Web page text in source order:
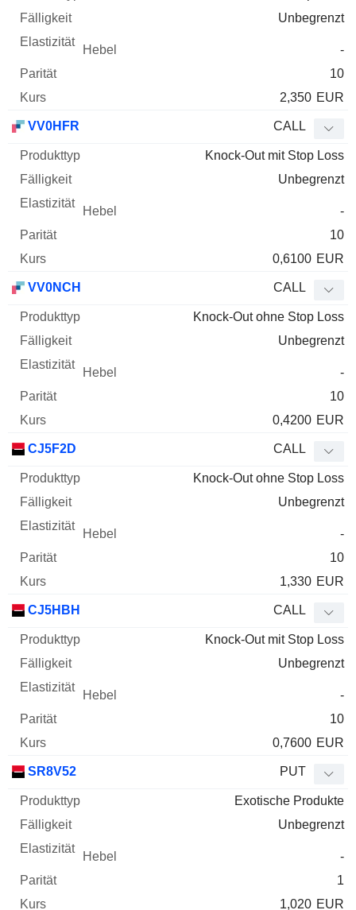
Unbegrenzt
-
10
2,350 EUR
VV0HFR CALL
Knock-Out mit Stop Loss
Unbegrenzt
-
10
0,6100 EUR
VV0NCH CALL
Knock-Out ohne Stop Loss
Unbegrenzt
-
10
0,4200 EUR
CJ5F2D CALL
Knock-Out ohne Stop Loss
Unbegrenzt
-
10
1,330 EUR
CJ5HBH CALL
Knock-Out mit Stop Loss
Unbegrenzt
-
10
0,7600 EUR
SR8V52 PUT
Exotische Produkte
Unbegrenzt
-
1
1,020 EUR